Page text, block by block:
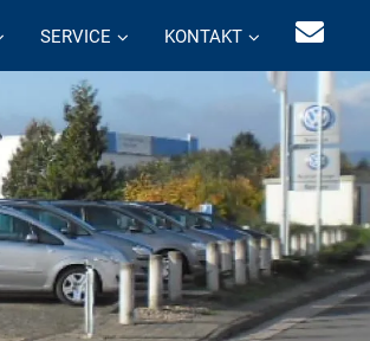
SERVICE KONTAKT